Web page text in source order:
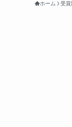
ホーム 受賞